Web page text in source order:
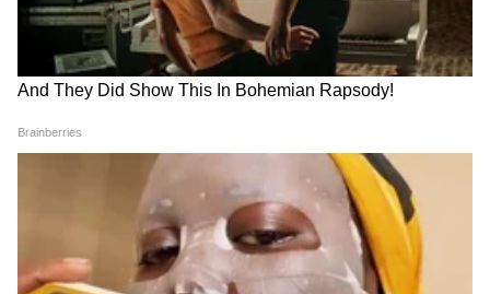
कपडे घालून GRWM व्हिडीओ
बनवा'; पंतप्रधान मोदींचं तरुणांना
Jal Jeevan Mission: केंद्राकडून
राज्यांना ६,१५० कोटींचा निधी;
महाराष्ट्राच्या वाट्याला किती आले?
LATEST VIDEOS